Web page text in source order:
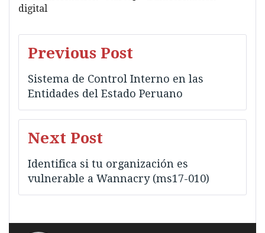
digital
Navegación
de
entradas
Previous Post
Sistema de Control Interno en las
Entidades del Estado Peruano
Next Post
Identifica si tu organización es
vulnerable a Wannacry (ms17-010)